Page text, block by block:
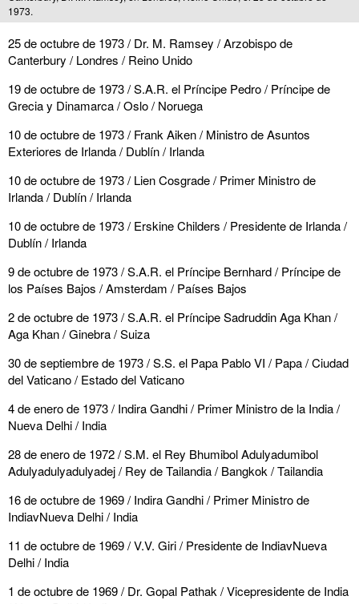
1973.
25 de octubre de 1973 / Dr. M. Ramsey / Arzobispo de
Canterbury / Londres / Reino Unido
19 de octubre de 1973 / S.A.R. el Príncipe Pedro / Príncipe de
Grecia y Dinamarca / Oslo / Noruega
10 de octubre de 1973 / Frank Aiken / Ministro de Asuntos
Exteriores de Irlanda / Dublín / Irlanda
10 de octubre de 1973 / Lien Cosgrade / Primer Ministro de
Irlanda / Dublín / Irlanda
10 de octubre de 1973 / Erskine Childers / Presidente de Irlanda /
Dublín / Irlanda
9 de octubre de 1973 / S.A.R. el Príncipe Bernhard / Príncipe de
los Países Bajos / Amsterdam / Países Bajos
2 de octubre de 1973 / S.A.R. el Príncipe Sadruddin Aga Khan /
Aga Khan / Ginebra / Suiza
30 de septiembre de 1973 / S.S. el Papa Pablo VI / Papa / Ciudad
del Vaticano / Estado del Vaticano
4 de enero de 1973 / Indira Gandhi / Primer Ministro de la India /
Nueva Delhi / India
28 de enero de 1972 / S.M. el Rey Bhumibol Adulyadumibol
Adulyadulyadulyadej / Rey de Tailandia / Bangkok / Tailandia
16 de octubre de 1969 / Indira Gandhi / Primer Ministro de
IndiavNueva Delhi / India
11 de octubre de 1969 / V.V. Giri / Presidente de IndiavNueva
Delhi / India
1 de octubre de 1969 / Dr. Gopal Pathak / Vicepresidente de India